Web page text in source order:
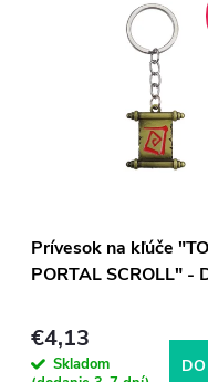
Prívesok na kľúče
PORTAL SCROLL" -
€4,13
Skladom